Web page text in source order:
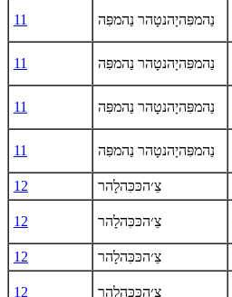
11 נַהמפִּהיָהנטָהר נַהמפִּה
11 נַהמפִּהיָהנטָהר נַהמפִּה
11 נַהמפִּהיָהנטָהר נַהמפִּה
11 נַהמפִּהיָהנטָהר נַהמפִּה
12
צֵ׳הכּכִּהלָהר
12 צֵ׳הכּכִּהלָהר
12
צֵ׳הכּכִּהלָהר
12 צֵ׳הכּכִּהלָהר